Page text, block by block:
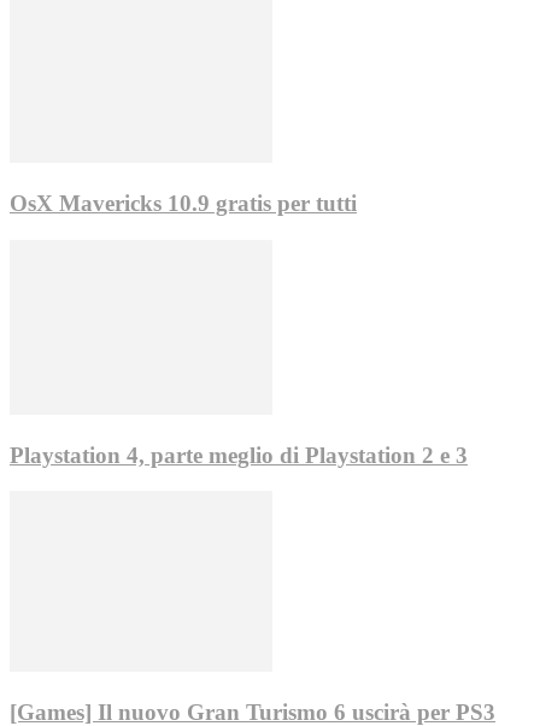
OsX Mavericks 10.9 gratis per tutti
Playstation 4, parte meglio di Playstation 2 e 3
[Games] Il nuovo Gran Turismo 6 uscirà per PS3